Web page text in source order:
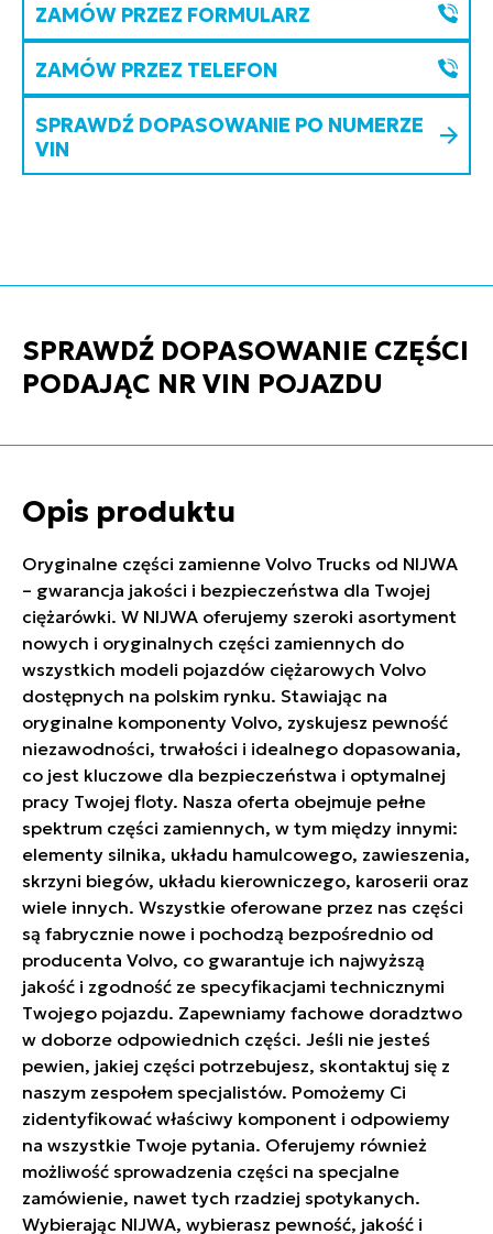
ZAMÓW PRZEZ FORMULARZ
ZAMÓW PRZEZ TELEFON
SPRAWDŹ DOPASOWANIE PO NUMERZE
VIN
SPRAWDŹ DOPASOWANIE CZĘŚCI
PODAJĄC NR VIN POJAZDU
Opis produktu
Oryginalne części zamienne Volvo Trucks od NIJWA
– gwarancja jakości i bezpieczeństwa dla Twojej
ciężarówki. W NIJWA oferujemy szeroki asortyment
nowych i oryginalnych części zamiennych do
wszystkich modeli pojazdów ciężarowych Volvo
dostępnych na polskim rynku. Stawiając na
oryginalne komponenty Volvo, zyskujesz pewność
niezawodności, trwałości i idealnego dopasowania,
co jest kluczowe dla bezpieczeństwa i optymalnej
pracy Twojej floty. Nasza oferta obejmuje pełne
spektrum części zamiennych, w tym między innymi:
elementy silnika, układu hamulcowego, zawieszenia,
skrzyni biegów, układu kierowniczego, karoserii oraz
wiele innych. Wszystkie oferowane przez nas części
są fabrycznie nowe i pochodzą bezpośrednio od
producenta Volvo, co gwarantuje ich najwyższą
jakość i zgodność ze specyfikacjami technicznymi
Twojego pojazdu. Zapewniamy fachowe doradztwo
w doborze odpowiednich części. Jeśli nie jesteś
pewien, jakiej części potrzebujesz, skontaktuj się z
naszym zespołem specjalistów. Pomożemy Ci
zidentyfikować właściwy komponent i odpowiemy
na wszystkie Twoje pytania. Oferujemy również
możliwość sprowadzenia części na specjalne
zamówienie, nawet tych rzadziej spotykanych.
Wybierając NIJWA, wybierasz pewność, jakość i